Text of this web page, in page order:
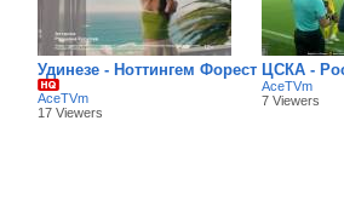
Удинезе - Ноттингем Форест
AceTVm
17 Viewers
ЦСКА -
AceTVm
7 Viewers